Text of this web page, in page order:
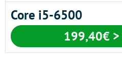
Core i5-6500
199,40€ >